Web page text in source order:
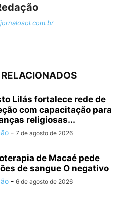
Lilás fortalece rede de
com capacitação para
religiosas...
- 7 de agosto de 2026
de Macaé pede
de sangue O negativo
- 6 de agosto de 2026